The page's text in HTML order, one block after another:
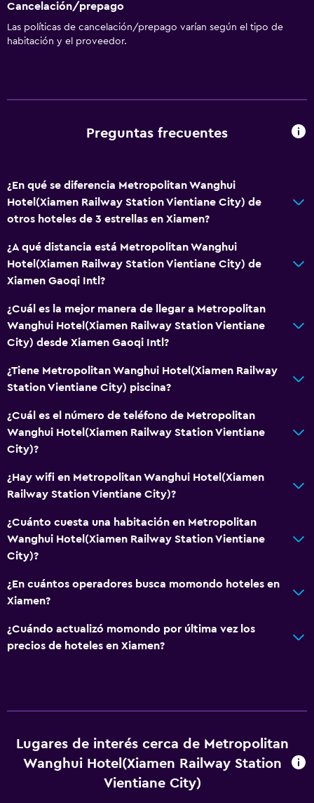
Cancelación/prepago
Las políticas de cancelación/prepago varían según el tipo de
habitación y el proveedor.
Preguntas frecuentes
¿En qué se diferencia Metropolitan Wanghui
Hotel(Xiamen Railway Station Vientiane City) de
otros hoteles de 3 estrellas en Xiamen?
¿A qué distancia está Metropolitan Wanghui
Hotel(Xiamen Railway Station Vientiane City) de
Xiamen Gaoqi Intl?
¿Cuál es la mejor manera de llegar a Metropolitan
Wanghui Hotel(Xiamen Railway Station Vientiane
City) desde Xiamen Gaoqi Intl?
¿Tiene Metropolitan Wanghui Hotel(Xiamen Railway
Station Vientiane City) piscina?
¿Cuál es el número de teléfono de Metropolitan
Wanghui Hotel(Xiamen Railway Station Vientiane
City)?
¿Hay wifi en Metropolitan Wanghui Hotel(Xiamen
Railway Station Vientiane City)?
¿Cuánto cuesta una habitación en Metropolitan
Wanghui Hotel(Xiamen Railway Station Vientiane
City)?
¿En cuántos operadores busca momondo hoteles en
Xiamen?
¿Cuándo actualizó momondo por última vez los
precios de hoteles en Xiamen?
Lugares de interés cerca de Metropolitan
Wanghui Hotel(Xiamen Railway Station
Vientiane City)